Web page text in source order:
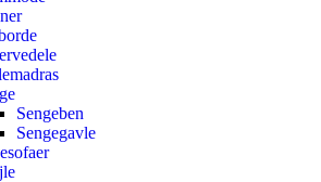
Sengeben
Sengegavle